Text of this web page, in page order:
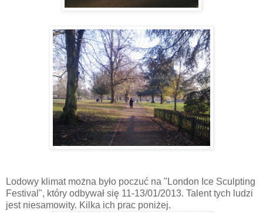
Lodowy klimat można było poczuć na "London Ice Sculpting
Festival", który odbywał się 11-13/01/2013. Talent tych ludzi
jest niesamowity. Kilka ich prac poniżej.